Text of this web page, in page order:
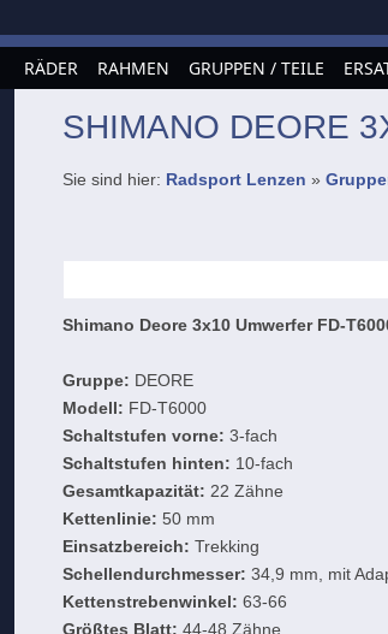
RÄDER
RAHMEN GRUPPEN / TEILE
SHIMANO DEORE
Sie sind hier: Radsport Lenzen »
Shimano Deore 3x10 Umwerfer FD-
Gruppe: DEORE
Modell: FD-T6000
Schaltstufen vorne: 3-fach
Schaltstufen hinten: 10-fach
Gesamtkapazität: 22 Zähne
Kettenlinie: 50 mm
Einsatzbereich: Trekking
Schellendurchmesser: 34,9 mm, mit
Kettenstrebenwinkel: 63-66
Größtes Blatt: 44-48 Zähne